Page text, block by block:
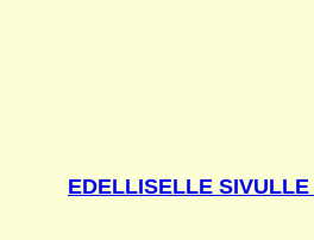
EDELLISELLE SIVULLE